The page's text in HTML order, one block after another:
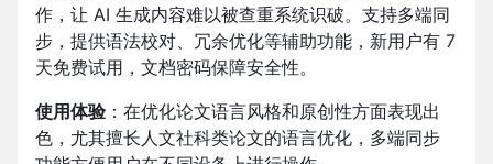
作，让 AI 生成内容难以被查重系统识破。支持多端同
步，提供语法校对、冗余优化等辅助功能，新用户有 7
天免费试用，文档密码保障安全性。
使用体验：在优化论文语言风格和原创性方面表现出
色，尤其擅长人文社科类论文的语言优化，多端同步